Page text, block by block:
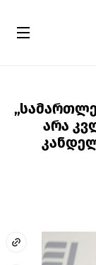
არა